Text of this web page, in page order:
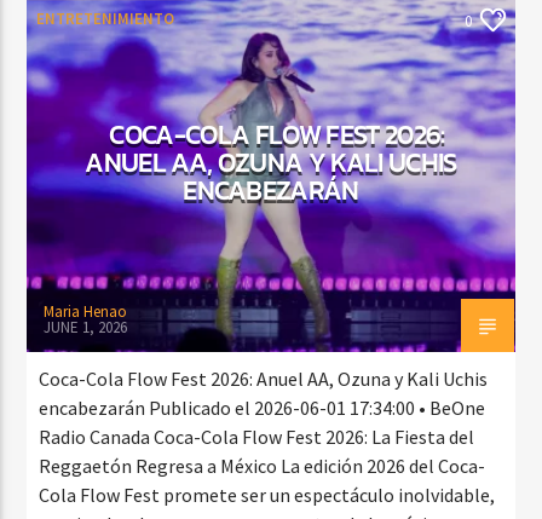
TITLE
ARTIST
CURRENT SHOW
BALADAS Y VALLENATO
2:00 PM 5:00 PM
ENTRETENIMIENTO 0
COCA-COLA FLOW FEST 2026:
ANUEL AA, OZUNA Y KALI UCHIS
ENCABEZARÁN
Maria Henao
JUNE 1, 2026
Coca-Cola Flow Fest 2026: Anuel AA, Ozuna y Kali Uchis
encabezarán Publicado el 2026-06-01 17:34:00 • BeOne
Radio Canada Coca-Cola Flow Fest 2026: La Fiesta del
Reggaetón Regresa a México La edición 2026 del Coca-
Cola Flow Fest promete ser un espectáculo inolvidable,